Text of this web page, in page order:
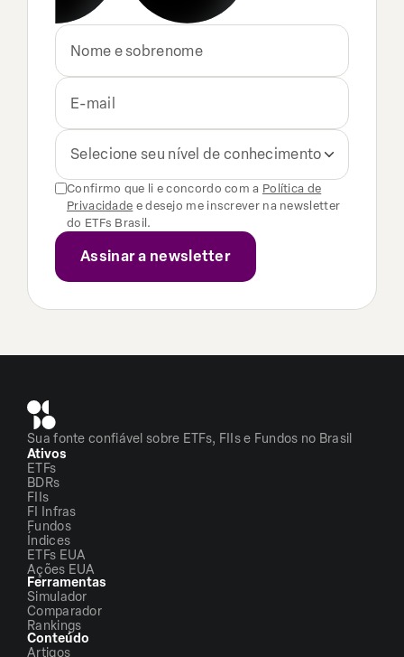
Selecione seu nível de conhecimento
Confirmo que li e concordo com a Política de
Privacidade e desejo me inscrever na newsletter
do ETFs Brasil.
Sua fonte confiável sobre ETFs, FIIs e Fundos no Brasil
Ativos
ETFs
BDRs
FIIs
FI Infras
Fundos
Índices
ETFs EUA
Ações EUA
Ferramentas
Simulador
Comparador
Rankings
Conteúdo
Artigos